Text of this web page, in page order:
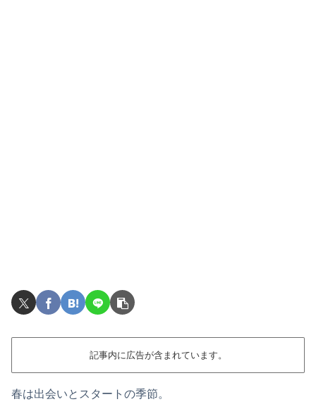
記事内に広告が含まれています。
春は出会いとスタートの季節。